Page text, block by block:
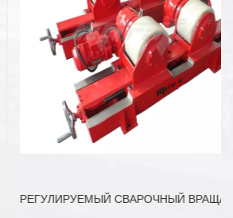
РЕГУЛИРУЕМЫЙ СВАРОЧНЫЙ ВРАЩАТЕЛЬ С ХОДОВЫМ ВИНТОМ